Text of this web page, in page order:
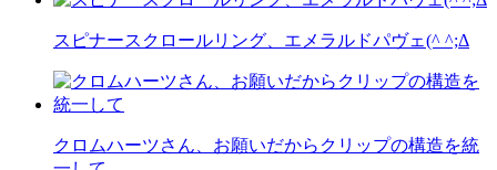
スピナースクロールリング、エメラルドパヴェ(^ ^;Δ
クロムハーツさん、お願いだからクリップの構造を統